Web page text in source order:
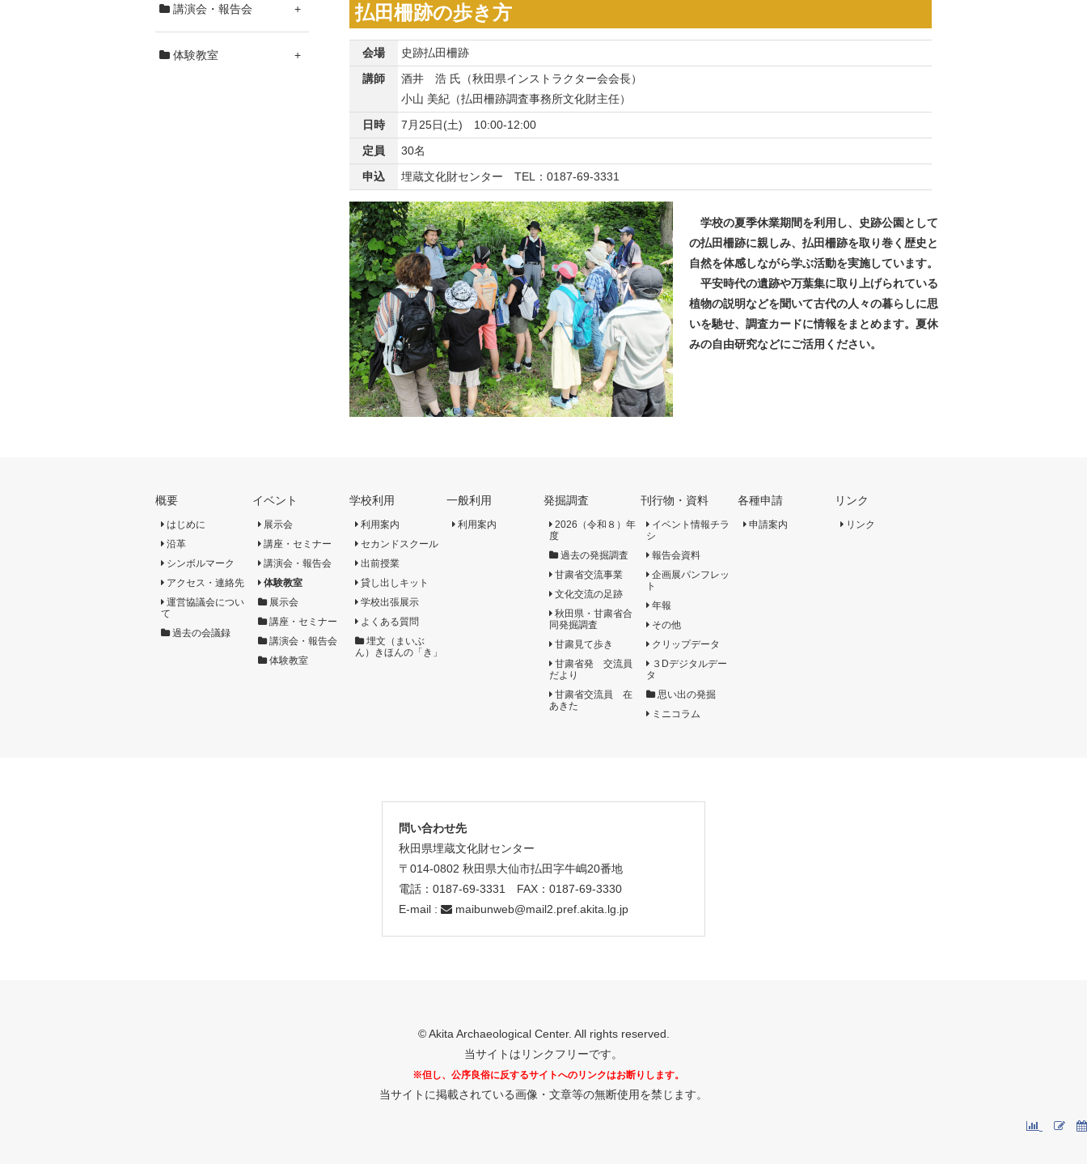
払田柵跡の歩き方
会場
史跡払田柵跡
講師
酒井 浩 氏（秋田県インストラクター会会長）
小山 美紀（払田柵跡調査事務所文化財主任）
日時
7月25日(土) 10:00-12:00
定員
30名
申込
埋蔵文化財センター TEL：0187-69-3331
学校の夏季休業期間を利用し、史跡公園として
の払田柵跡に親しみ、払田柵跡を取り巻く歴史と
自然を体感しながら学ぶ活動を実施しています。
平安時代の遺跡や万葉集に取り上げられている
植物の説明などを聞いて古代の人々の暮らしに思
いを馳せ、調査カードに情報をまとめます。夏休
みの自由研究などにご活用ください。
+
講演会・報告会
+
体験教室
概要
はじめに
沿革
シンボルマーク
アクセス・連絡先
運営協議会につい
て
過去の会議録
イベント
展示会
講座・セミナー
講演会・報告会
体験教室
展示会
講座・セミナー
講演会・報告会
体験教室
学校利用
利用案内
セカンドスクール
出前授業
貸し出しキット
学校出張展示
よくある質問
埋文（まいぶ
ん）きほんの「き」
一般利用
利用案内
発掘調査
2026（令和８）年
度
過去の発掘調査
甘粛省交流事業
文化交流の足跡
秋田県・甘粛省合
同発掘調査
甘粛見て歩き
甘粛省発 交流員
だより
甘粛省交流員 在
あきた
刊行物・資料
イベント情報チラ
シ
報告会資料
企画展パンフレッ
ト
年報
その他
クリップデータ
３Dデジタルデー
タ
思い出の発掘
ミニコラム
各種申請
申請案内
リンク
リンク
問い合わせ先
秋田県埋蔵文化財センター
〒014-0802 秋田県大仙市払田字牛嶋20番地
電話：0187-69-3331 FAX：0187-69-3330
E-mail :
maibunweb@mail2.pref.akita.lg.jp
© Akita Archaeological Center. All rights reserved.
当サイトはリンクフリーです。
※但し、公序良俗に反するサイトへのリンクはお断りします。
当サイトに掲載されている画像・文章等の無断使用を禁じます。